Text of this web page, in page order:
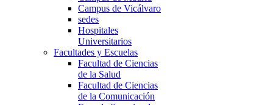
Campus de Vicálvaro
sedes
Hospitales
Universitarios
Facultades y Escuelas
Facultad de Ciencias
de la Salud
Facultad de Ciencias
de la Comunicación